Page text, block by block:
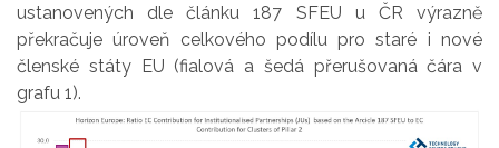
ustanovených dle článku 187 SFEU u ČR výrazně
překračuje úroveň celkového podílu pro staré i nové
členské státy EU (fialová a šedá přerušovaná čára v
grafu 1).